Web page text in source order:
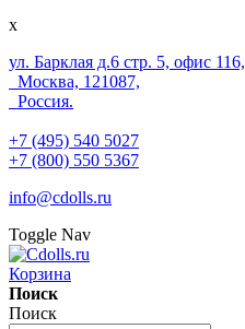
x
ул. Барклая д.6 стр. 5, офис 116,
Москва, 121087,
Россия.
+7 (495) 540 5027
+7 (800) 550 5367
info@cdolls.ru
Toggle Nav
Корзина
Поиск
Поиск